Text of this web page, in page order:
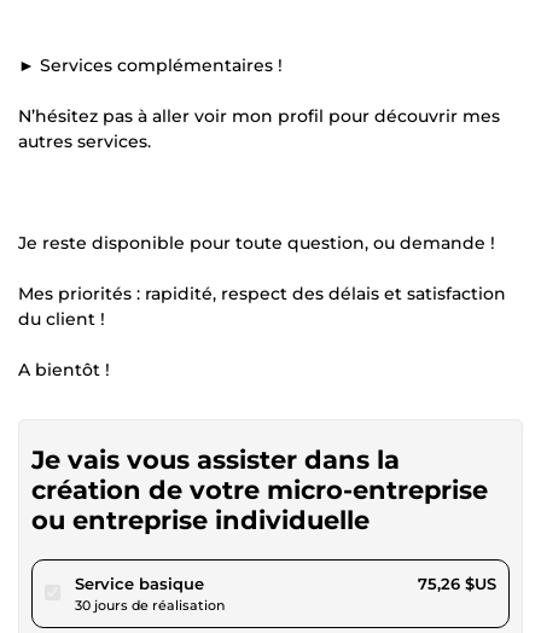
► Services complémentaires !
N’hésitez pas à aller voir mon profil pour découvrir mes
autres services.
Je reste disponible pour toute question, ou demande !
Mes priorités : rapidité, respect des délais et satisfaction
du client !
A bientôt !
Je vais vous assister dans la
création de votre micro-entreprise
ou entreprise individuelle
Service basiquepour 69,37 $US
30 jours de réalisation
75,26 $US